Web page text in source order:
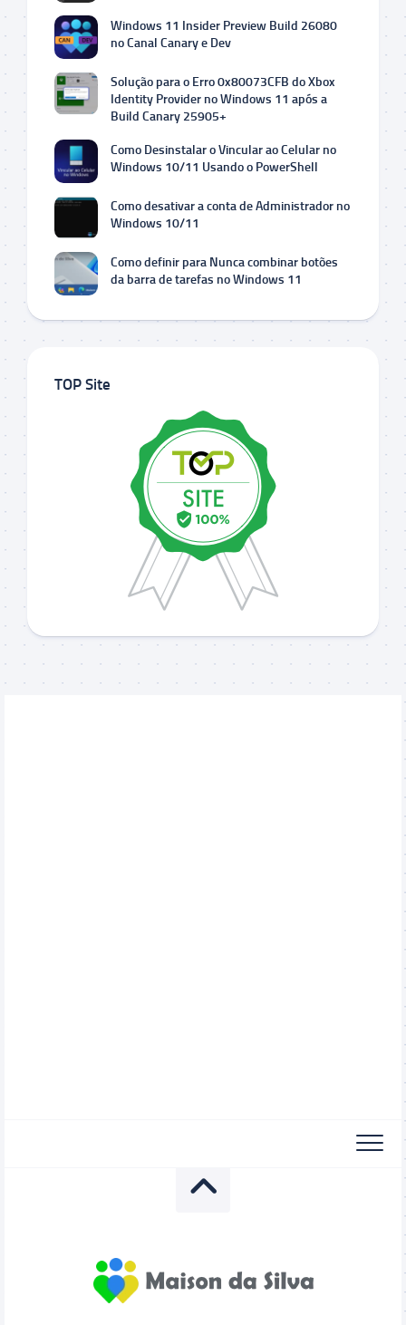
Windows 11 Insider Preview Build 26080
no Canal Canary e Dev
Solução para o Erro 0x80073CFB do Xbox
Identity Provider no Windows 11 após a
Build Canary 25905+
Como Desinstalar o Vincular ao Celular no
Windows 10/11 Usando o PowerShell
Como desativar a conta de Administrador no
Windows 10/11
Como definir para Nunca combinar botões
da barra de tarefas no Windows 11
TOP Site